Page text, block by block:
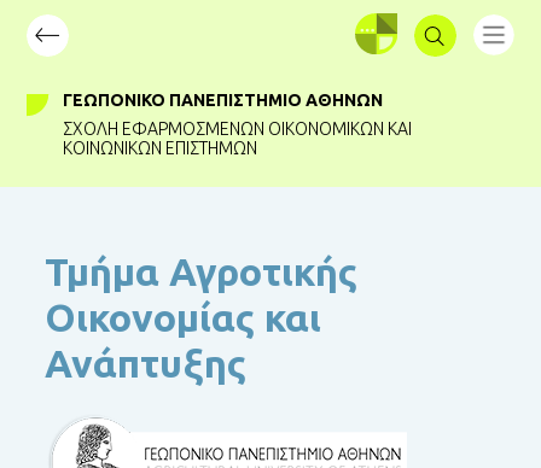
ΣΥΝΔΕΣΗ
ΓΕΩΠΟΝΙΚΌ ΠΑΝΕΠΙΣΤΉΜΙΟ ΑΘΗΝΏΝ
ΣΧΟΛΉ ΕΦΑΡΜΟΣΜΈΝΩΝ ΟΙΚΟΝΟΜΙΚΏΝ ΚΑΙ
ΚΟΙΝΩΝΙΚΏΝ ΕΠΙΣΤΗΜΏΝ
Τμήμα Αγροτικής
Οικονομίας και
Ανάπτυξης